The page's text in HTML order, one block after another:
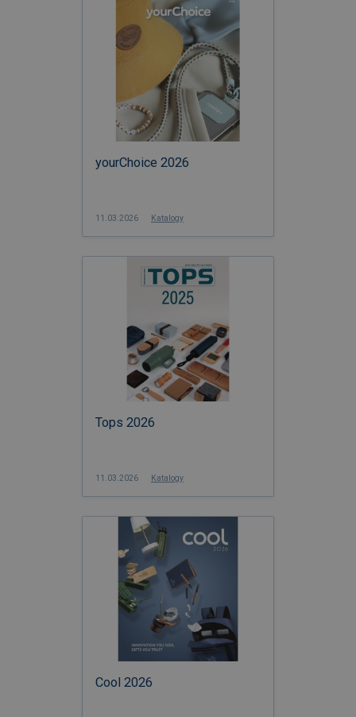
yourChoice 2026
11.03.2026 Katalogy
Tops 2026
11.03.2026 Katalogy
Cool 2026